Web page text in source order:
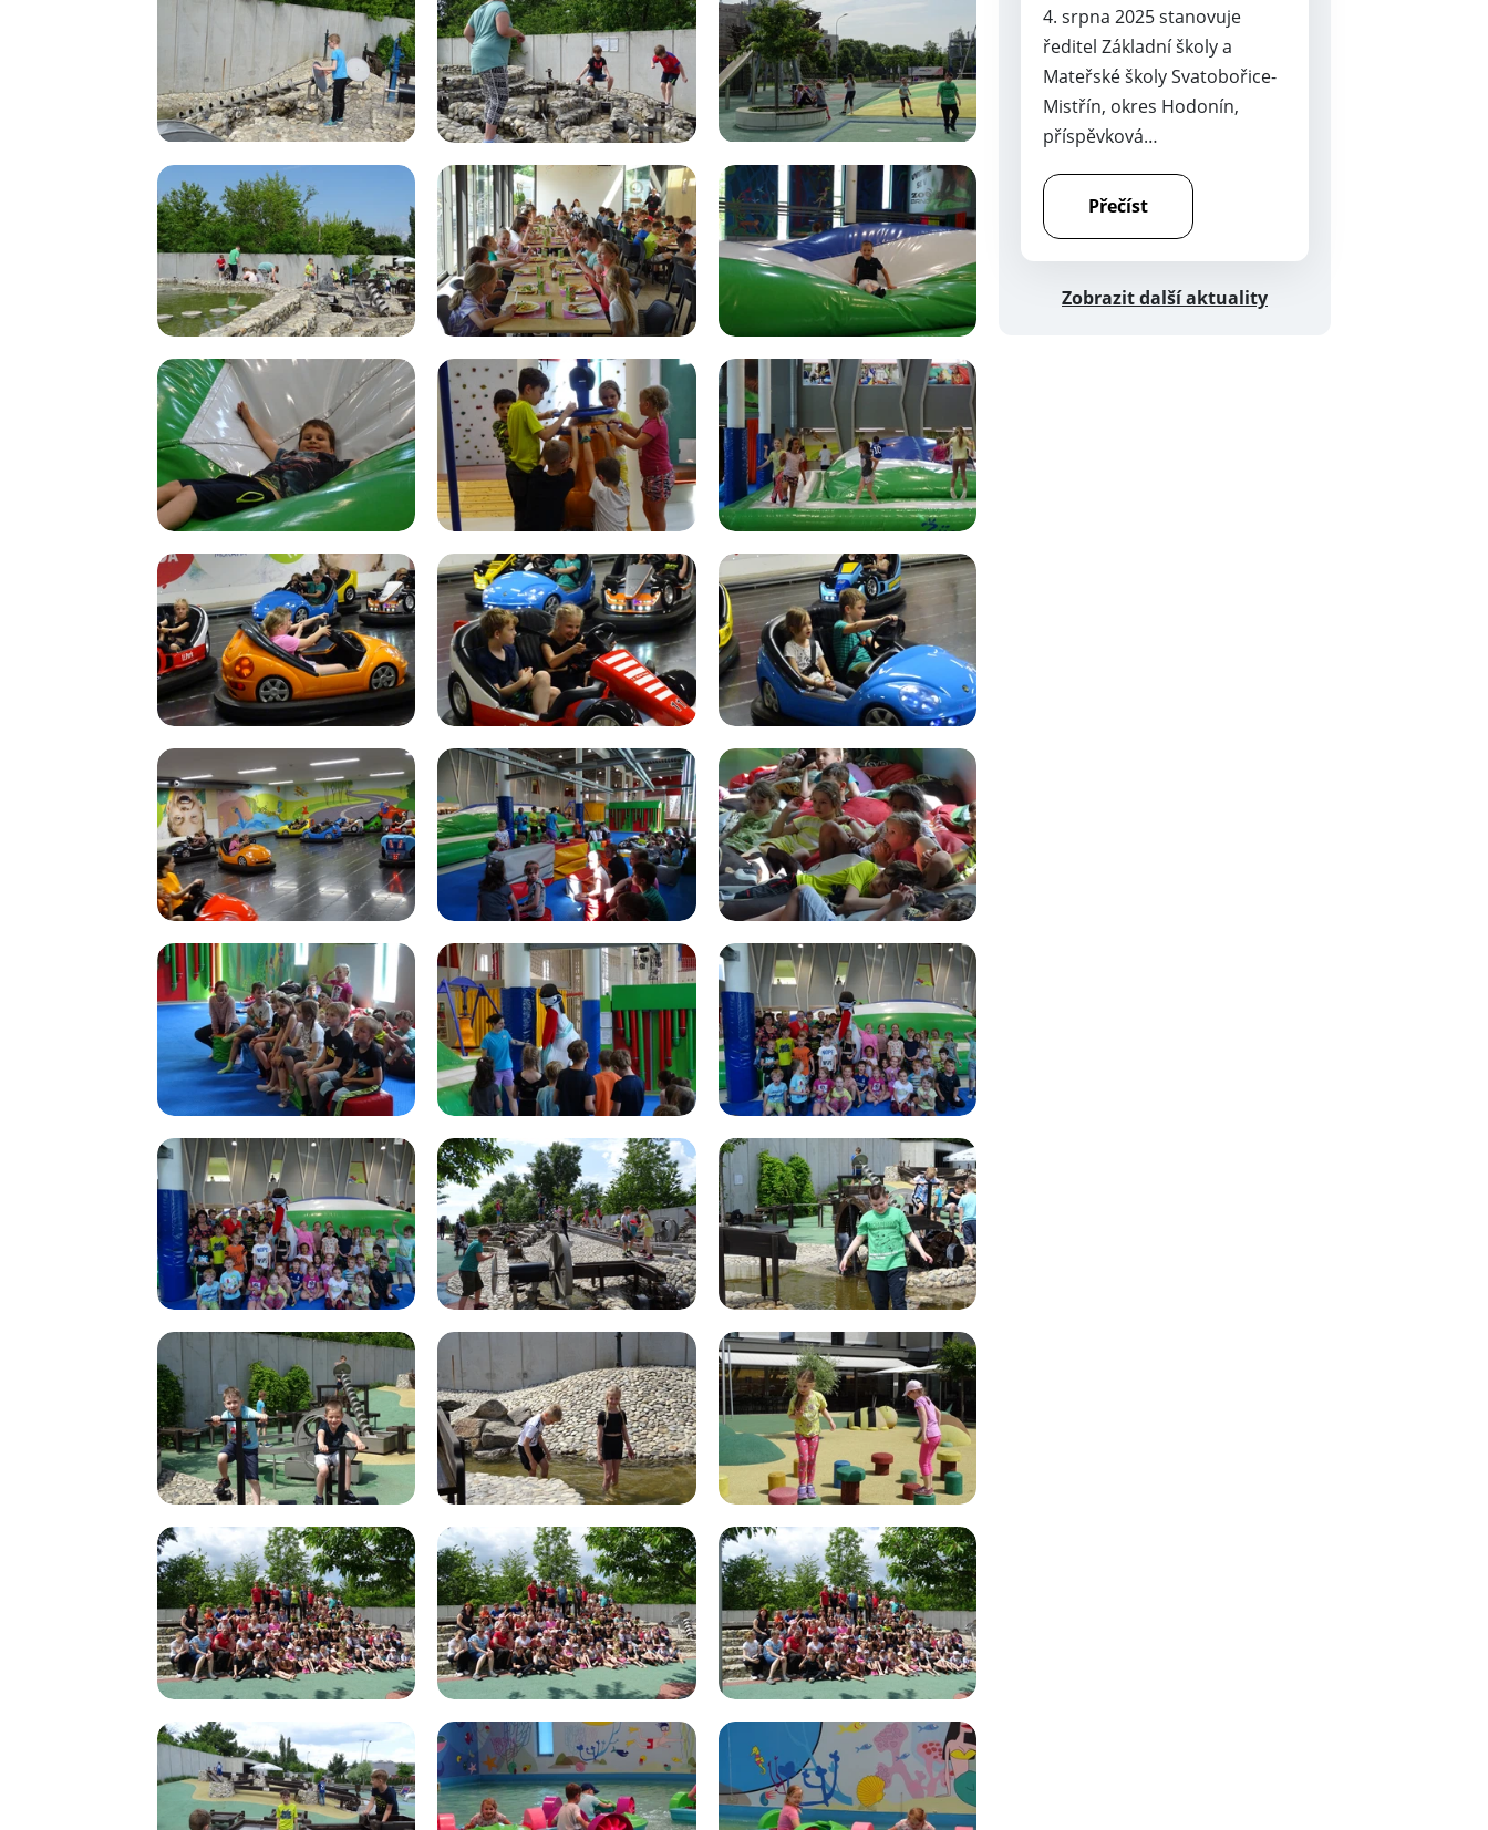
4. srpna 2025 stanovuje
ředitel Základní školy a
Mateřské školy Svatobořice-
Mistřín, okres Hodonín,
příspěvková…
Přečíst
Zobrazit další aktuality